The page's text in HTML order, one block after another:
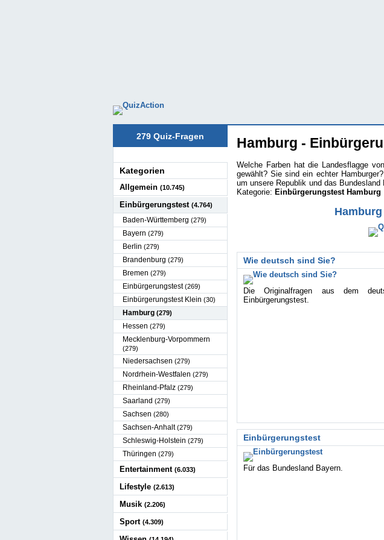
Hamburg -
Welche Farben hat die Landesflagge
gewählt? Sie sind ein echter
um unsere Republik und das
Kategorie: Einbürgerungstest Hamburg
Wie deutsch sind Sie?
Die Originalfragen aus dem
Einbürgerungstest.
Einbürgerungstest
Für das Bundesland Bayern.
279 Quiz-Fragen
Kategorien
Allgemein (10.745)
Einbürgerungstest (4.764)
Baden-Württemberg (279)
Bayern (279)
Berlin (279)
Brandenburg (279)
Bremen (279)
Einbürgerungstest(269)
Einbürgerungstest Klein (30)
Hamburg (279)
Hessen (279)
Mecklenburg-Vorpommern
(279)
Niedersachsen (279)
Nordrhein-Westfalen (279)
Rheinland-Pfalz (279)
Saarland (279)
Sachsen (280)
Sachsen-Anhalt(279)
Schleswig-Holstein (279)
Thüringen (279)
Entertainment (6.033)
Lifestyle (2.613)
Musik (2.206)
Sport (4.309)